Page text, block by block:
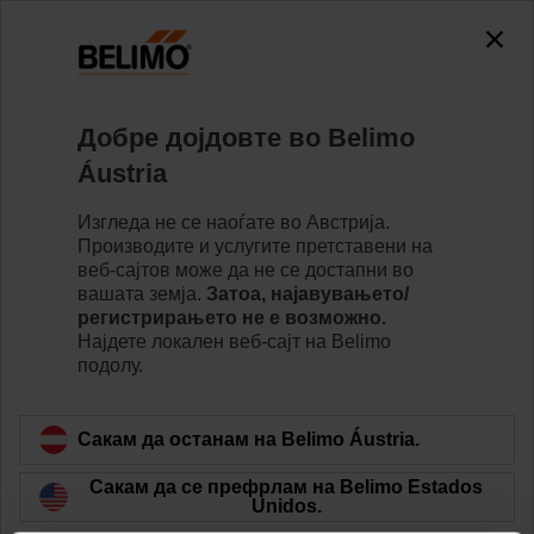
Почетна страница Вести
Partnering in Innovative HVAC
Optimization
Belimo Technology and Optimum Energy
Solutions!
Belimo and Optimum Energy LLC are advancing
Добре дојдовте во Belimo
Áustria
Изгледа не се наоѓате во Австрија.
Производите и услугите претставени на
веб-сајтов може да не се достапни во
вашата земја. Затоа, најавувањето/
регистрирањето не е возможно.
Најдете локалeн веб-сајт на Belimo
подолу.
Сакам да останам на Belimo Áustria.
Сакам да се префрлам на Belimo Estados
Unidos.